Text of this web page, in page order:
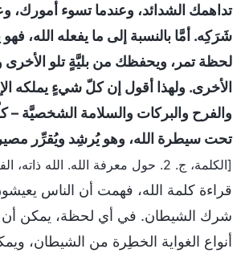
تداهمك الشدائد، وعندما تسوء أمورك،
شَرَكِه. أمَّا بالنسبة إلى ما يفعله الله،
لحظة تمر، ويحفظك من بليَّةٍ تلو الأخرى
الأخرى. ولهذا أقول إن كلّ شيءٍ يملكه
والفرح والبركات والسلامة الشخصيَّة –
تحت سيطرة الله، وهو يُرشِد ويُقرِّر
[الكلمة، ج. 2. حول معرفة الله. الله ذاته، الفريد (6)]
قراءة كلمة الله، فهمت أن الناس
شرك الشيطان. في أي لحظة، يمكن أن
أنواع الغواية الخطِرة من الشيطان،